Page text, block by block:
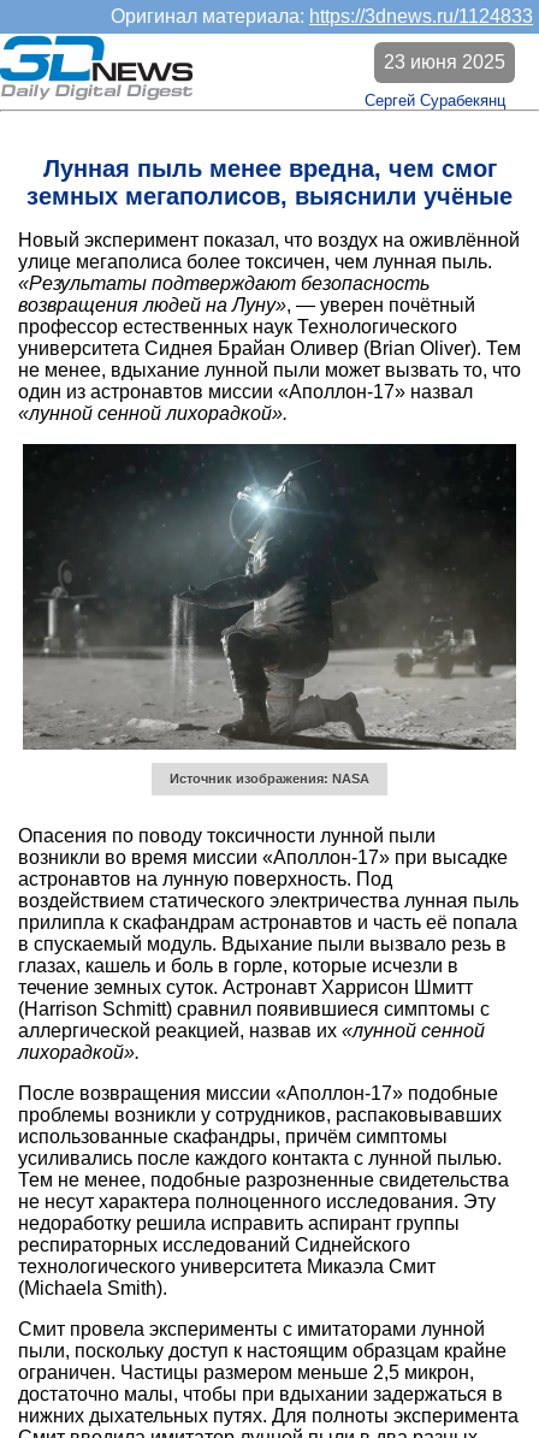
Оригинал материала: https://3dnews.ru/1124833
Лунная пыль менее вредна, чем смог
земных мегаполисов, выяснили учёные
23 июня 2025
Сергей Сурабекянц
Новый эксперимент показал, что воздух на оживлённой
улице мегаполиса более токсичен, чем лунная пыль.
«Результаты подтверждают безопасность
возвращения людей на Луну», — уверен почётный
профессор естественных наук Технологического
университета Сиднея Брайан Оливер (Brian Oliver). Тем
не менее, вдыхание лунной пыли может вызвать то, что
один из астронавтов миссии «Аполлон-17» назвал
«лунной сенной лихорадкой».
Источник изображения: NASA
Опасения по поводу токсичности лунной пыли
возникли во время миссии «Аполлон-17» при высадке
астронавтов на лунную поверхность. Под
воздействием статического электричества лунная пыль
прилипла к скафандрам астронавтов и часть её попала
в спускаемый модуль. Вдыхание пыли вызвало резь в
глазах, кашель и боль в горле, которые исчезли в
течение земных суток. Астронавт Харрисон Шмитт
(Harrison Schmitt) сравнил появившиеся симптомы с
аллергической реакцией, назвав их «лунной сенной
лихорадкой».
После возвращения миссии «Аполлон-17» подобные
проблемы возникли у сотрудников, распаковывавших
использованные скафандры, причём симптомы
усиливались после каждого контакта с лунной пылью.
Тем не менее, подобные разрозненные свидетельства
не несут характера полноценного исследования. Эту
недоработку решила исправить аспирант группы
респираторных исследований Сиднейского
технологического университета Микаэла Смит
(Michaela Smith).
Смит провела эксперименты с имитаторами лунной
пыли, поскольку доступ к настоящим образцам крайне
ограничен. Частицы размером меньше 2,5 микрон,
достаточно малы, чтобы при вдыхании задержаться в
нижних дыхательных путях. Для полноты эксперимента